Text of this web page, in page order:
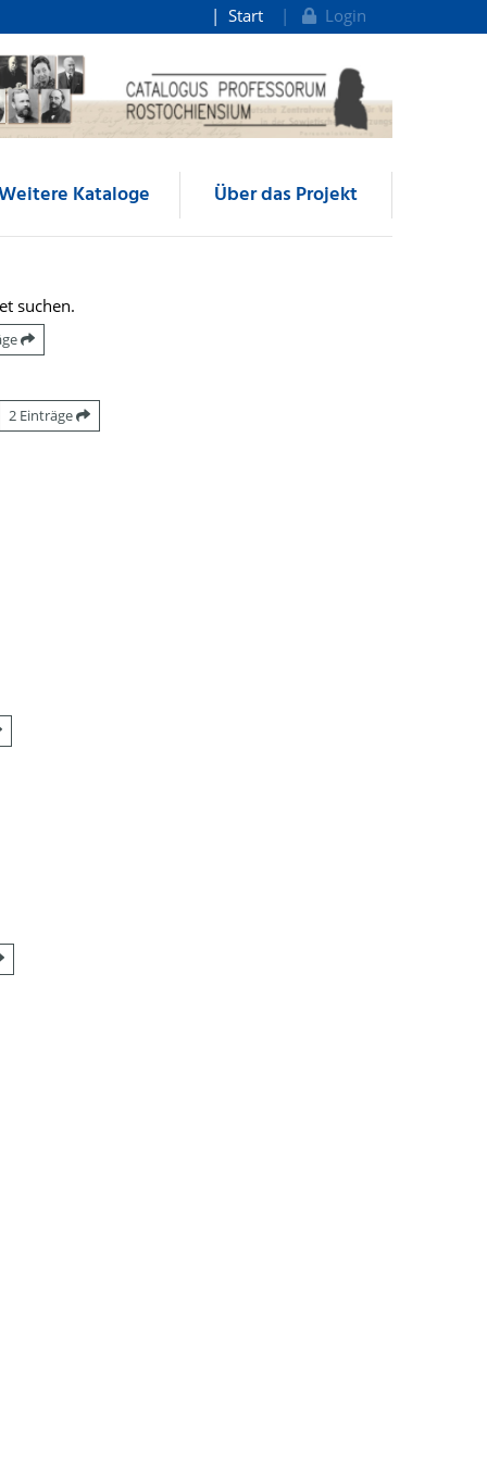
Start Login
Kataloge Über das Projekt
suchen.
2 Einträge